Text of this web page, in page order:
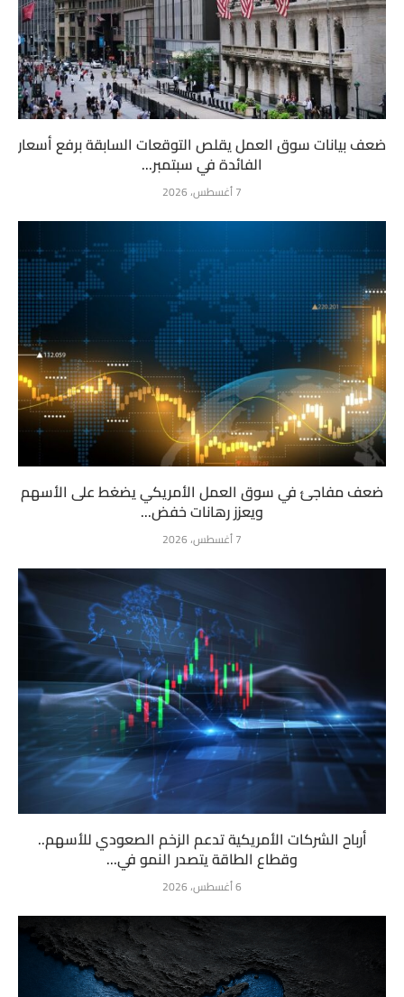
ضعف بيانات سوق العمل يقلص التوقعات السابقة برفع أسعار
الفائدة في سبتمبر...
7 أغسطس، 2026
ضعف مفاجئ في سوق العمل الأمريكي يضغط على الأسهم
ويعزز رهانات خفض...
7 أغسطس، 2026
أرباح الشركات الأمريكية تدعم الزخم الصعودي للأسهم..
وقطاع الطاقة يتصدر النمو في...
6 أغسطس، 2026